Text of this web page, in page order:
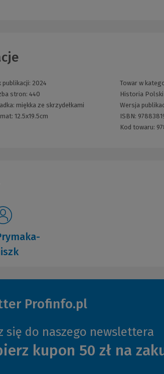
publikacji: 2024
stron: 440
miękka ze skrzydełkami
12.5x19.5cm
Towar w
Historia Polski
Wersja
ISBN:
Kod towaru:
Profinfo.pl
się do naszego newslettera
kupon 50 zł na